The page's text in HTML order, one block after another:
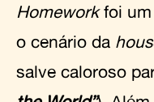
Homeworkfoi um
o cenário da
salve caloroso